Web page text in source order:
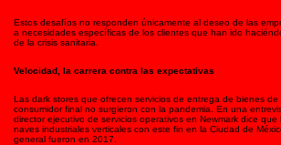
Estos desafíos no responden únicamente al deseo de las
a necesidades específicas de los clientes que han ido
de la crisis sanitaria.
Velocidad, la carrera contra las expectativas
Las dark stores que ofrecen servicios de entrega de bienes de
consumidor final no surgieron con la pandemia. En una
director ejecutivo de servicios operativos en Newmark dice que
naves industriales verticales con este fin en la Ciudad de
general fueron en 2017.